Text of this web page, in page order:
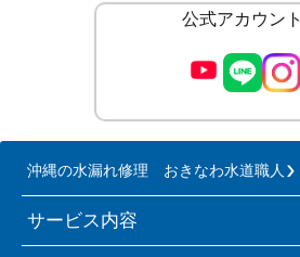
公式アカウント
沖縄の水漏れ修理 おきなわ水道職人
サービス内容